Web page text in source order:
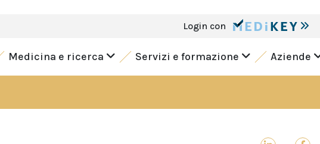
Login con
Medicina e ricerca Servizi e formazione Aziende